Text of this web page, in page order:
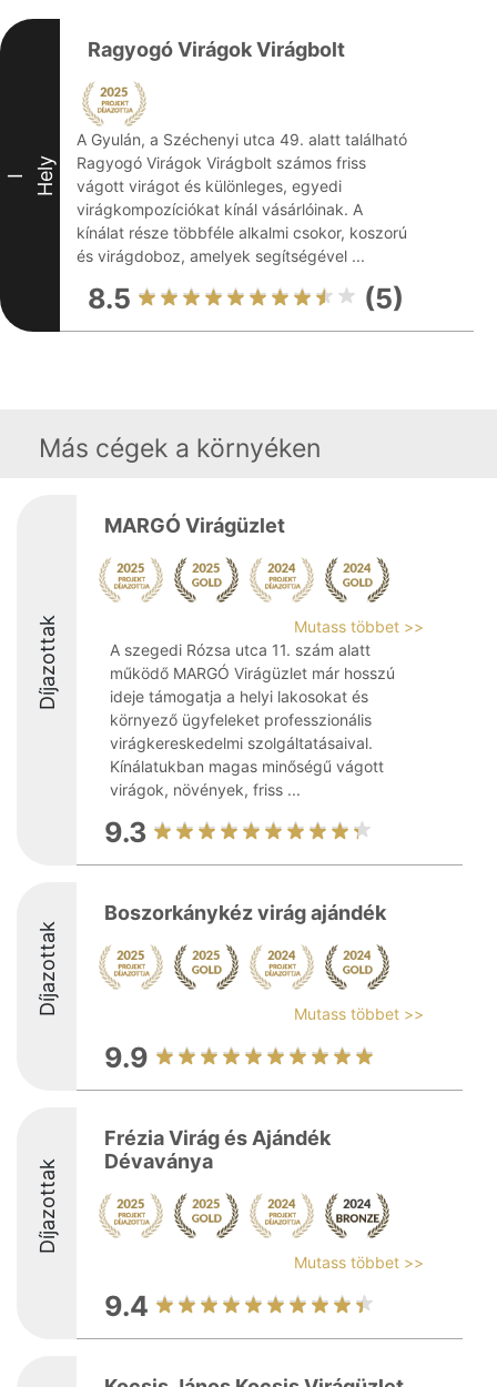
I Hely
Ragyogó Virágok Virágbolt
A Gyulán, a Széchenyi utca 49. alatt található
Ragyogó Virágok Virágbolt számos friss
vágott virágot és különleges, egyedi
virágkompozíciókat kínál vásárlóinak. A
kínálat része többféle alkalmi csokor, koszorú
és virágdoboz, amelyek segítségével ...
8.5 (5)
Más cégek a környéken
Díjazottak
MARGÓ Virágüzlet
Mutass többet >>
A szegedi Rózsa utca 11. szám alatt
működő MARGÓ Virágüzlet már hosszú
ideje támogatja a helyi lakosokat és
környező ügyfeleket professzionális
virágkereskedelmi szolgáltatásaival.
Kínálatukban magas minőségű vágott
virágok, növények, friss ...
9.3
Díjazottak
Boszorkánykéz virág ajándék
Mutass többet >>
9.9
Díjazottak
Frézia Virág és Ajándék
Dévaványa
Mutass többet >>
9.4